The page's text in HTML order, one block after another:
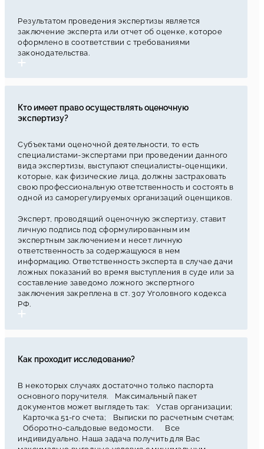
Результатом проведения экспертизы является
заключение эксперта или отчет об оценке, которое
оформлено в соответствии с требованиями
законодательства.
Кто имеет право осуществлять оценочную
экспертизу?
Субъектами оценочной деятельности, то есть
специалистами-экспертами при проведении данного
вида экспертизы, выступают специалисты-оценщики,
которые, как физические лица, должны застраховать
свою профессиональную ответственность и состоять в
одной из саморегулируемых организаций оценщиков.
Эксперт, проводящий оценочную экспертизу, ставит
личную подпись под сформулированным им
экспертным заключением и несет личную
ответственность за содержащуюся в нем
информацию. Ответственность эксперта в случае дачи
ложных показаний во время выступления в суде или за
составление заведомо ложного экспертного
заключения закреплена в ст. 307 Уголовного кодекса
РФ.
Как проходит исследование?
В некоторых случаях достаточно только паспорта
основного поручителя. Максимальный пакет
документов может выглядеть так: Устав организации;
Карточка 51-го счета; Выписки по расчетным счетам;
Оборотно-сальдовые ведомости. Все
индивидуально. Наша задача получить для Вас